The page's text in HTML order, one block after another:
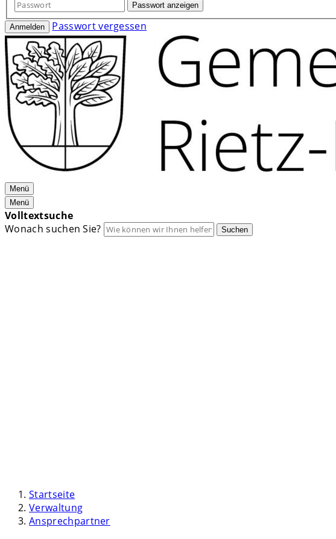
Passwort anzeigen
Anmelden Passwort vergessen
Menü
Menü
Volltextsuche
Wonach suchen Sie?
Suchen
Startseite
Verwaltung
Ansprechpartner